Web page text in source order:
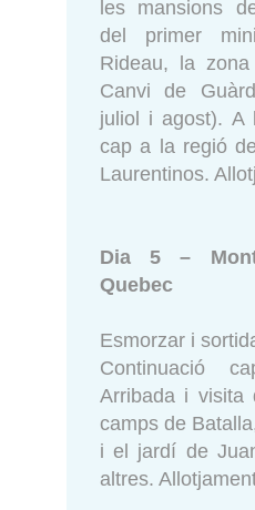
les mansions
del primer
Rideau, la
Canvi de
juliol i agost). A
cap a la regió
Laurentinos.
Dia 5 –
Quebec
Esmorzar i
Continuació
Arribada i visita
camps de
i el jardí de
altres.